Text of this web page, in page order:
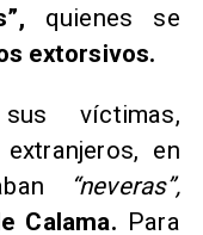
quienes se
extorsivos.
víctimas,
en
“neveras”,
Calama. Para